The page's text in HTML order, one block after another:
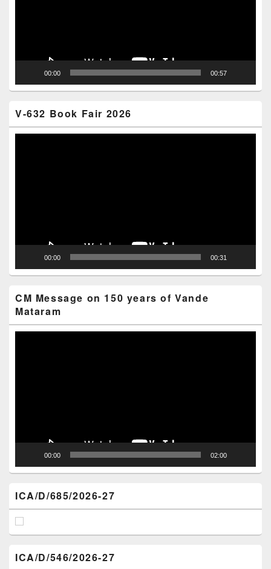
00:00 00:57
V-632 Book Fair 2026
00:00 00:31
CM Message on 150 years of Vande
Mataram
00:00 02:00
ICA/D/685/2026-27
ICA/D/546/2026-27